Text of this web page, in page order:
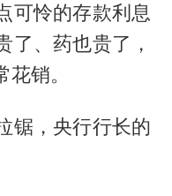
可怜的存款利息
了、药也贵了，
销。
锯，央行行长的